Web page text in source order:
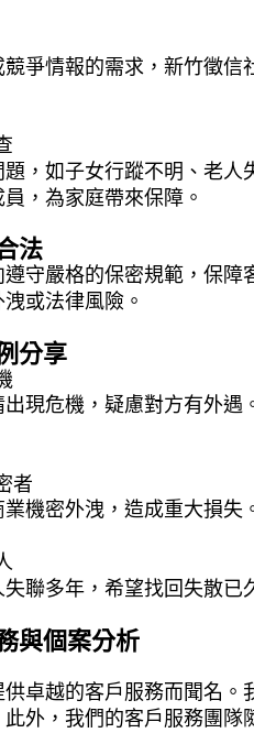
爭情報的需求，新竹徵
，如子女行蹤不明、老
，為家庭帶來保障。
法
守嚴格的保密規範，保障
或法律風險。
分享
現危機，疑慮對方有外
者
機密外洩，造成重大損失
聯多年，希望找回失散已
與個案分析
卓越的客戶服務而聞名
外，我們的客戶服務團隊